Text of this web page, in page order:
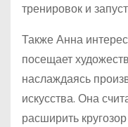
тренировок и
Также Анна
посещает
наслаждаясь
искусства. Она
расширить